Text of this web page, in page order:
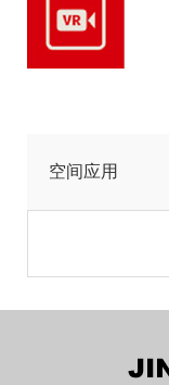
空间应用